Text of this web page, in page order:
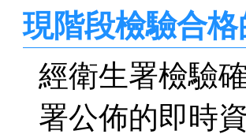
現階段檢驗合
經衛生署檢驗
署公佈的即時資